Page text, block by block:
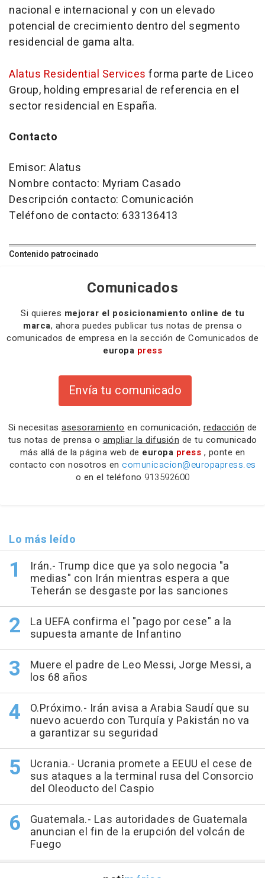
nacional e internacional y con un elevado
potencial de crecimiento dentro del segmento
residencial de gama alta.
Alatus Residential Services forma parte de Liceo
Group, holding empresarial de referencia en el
sector residencial en España.
Contacto
Emisor: Alatus
Nombre contacto: Myriam Casado
Descripción contacto: Comunicación
Teléfono de contacto: 633136413
Contenido patrocinado
Comunicados
Si quieres mejorar el posicionamiento online de tu
marca, ahora puedes publicar tus notas de prensa o
comunicados de empresa en la sección de Comunicados de
europa press
Envía tu comunicado
Si necesitas asesoramiento en comunicación, redacción de
tus notas de prensa o ampliar la difusión de tu comunicado
más allá de la página web de europa press , ponte en
contacto con nosotros en comunicacion@europapress.es
o en el teléfono 913592600
Lo más leído
Irán.- Trump dice que ya solo negocia "a
medias" con Irán mientras espera a que
Teherán se desgaste por las sanciones
La UEFA confirma el "pago por cese" a la
supuesta amante de Infantino
Muere el padre de Leo Messi, Jorge Messi, a
los 68 años
O.Próximo.- Irán avisa a Arabia Saudí que su
nuevo acuerdo con Turquía y Pakistán no va
a garantizar su seguridad
Ucrania.- Ucrania promete a EEUU el cese de
sus ataques a la terminal rusa del Consorcio
del Oleoducto del Caspio
Guatemala.- Las autoridades de Guatemala
anuncian el fin de la erupción del volcán de
Fuego